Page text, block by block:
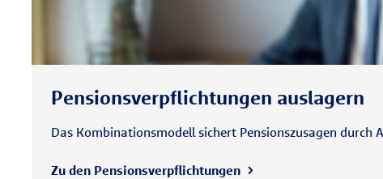
Pensionsverpflichtungen auslagern
Das Kombinationsmodell sichert Pensionszusagen
Zu den Pensionsverpflichtungen